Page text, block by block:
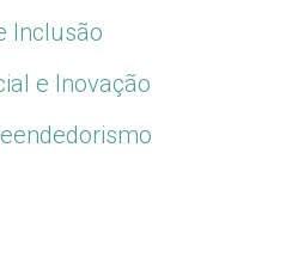
Inclusão
e Inovação